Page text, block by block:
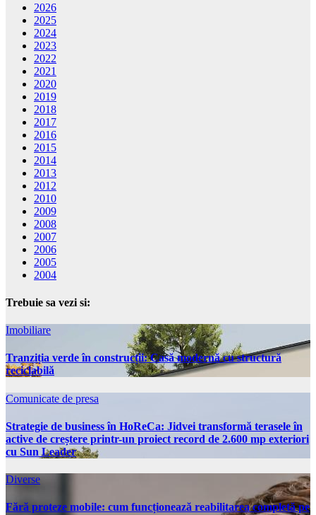
2026
2025
2024
2023
2022
2021
2020
2019
2018
2017
2016
2015
2014
2013
2012
2010
2009
2008
2007
2006
2005
2004
Trebuie sa vezi si:
Imobiliare
Tranziția verde în construcții: Casă modernă cu structură
reciclabilă
Comunicate de presa
Strategie de business în HoReCa: Jidvei transformă terasele în
active de creștere printr-un proiect record de 2.600 mp exteriori
cu Sun Leader
Diverse
Fără proteze mobile: cum funcționează reabilitarea completă pe